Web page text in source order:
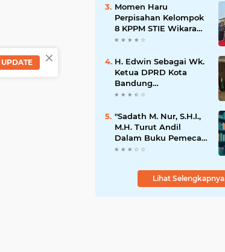
Mengalir ke Sungai
Momen Haru
Perpisahan Kelompok
8 KPPM STIE Wikara
Bersama Kepala Desa
Kecamatan Bojong
H. Edwin Sebagai Wk.
Ketua DPRD Kota
Bandung
Mengapresiasi Dan
Kepada
Kepemimpinan Merdi
Hajiji Sebagai ketua
DPD Lpm Kota
2021-2026
"Sadath M. Nur, S.H.I.,
M.H. Turut Andil
Dalam Buku Pemecah
Rekor MURI Puisi
Lihat Selengkapnya
×
UPDATE